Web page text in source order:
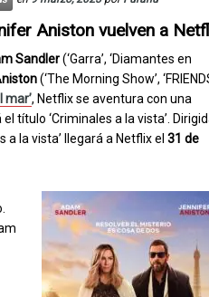
Aniston vuelven a
Sandler(‘Garra’, ‘Diamantes en
(‘The Morning Show’,
mar’, Netflix se aventura con una
título ‘Criminales a la vista’.
a la vista’ llegará a Netflix el 31 de